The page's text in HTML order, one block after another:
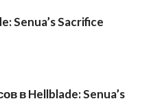
Senua’s Sacrifice
в Hellblade: Senua’s